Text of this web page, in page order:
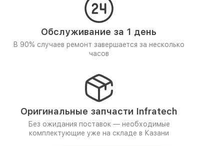
Обслуживание за 1 день
В 90% случаев ремонт завершается за несколько
часов
Оригинальные запчасти Infratech
Без ожидания поставок — необходимые
комплектующие уже на складе в Казани